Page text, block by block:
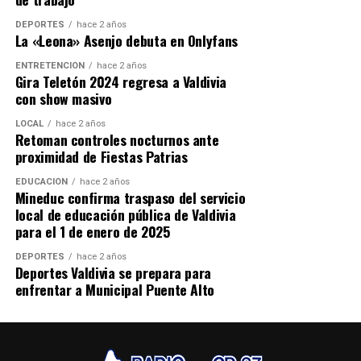
DEPORTES hace 2 años
La «Leona» Asenjo debuta en Onlyfans
ENTRETENCIÓN hace 2 años
Gira Teletón 2024 regresa a Valdivia
con show masivo
LOCAL hace 2 años
Retoman controles nocturnos ante
proximidad de Fiestas Patrias
EDUCACIÓN hace 2 años
Mineduc confirma traspaso del servicio
local de educación pública de Valdivia
para el 1 de enero de 2025
DEPORTES hace 2 años
Deportes Valdivia se prepara para
enfrentar a Municipal Puente Alto